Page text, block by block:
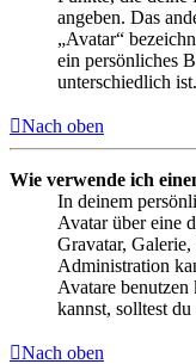
angeben. Das
„Avatar“
ein persönliches
unterschiedlich ist.
Nach oben
Wie verwende ich
In deinem
Avatar über eine
Gravatar,
Administration
Avatare
kannst, solltest
Nach oben